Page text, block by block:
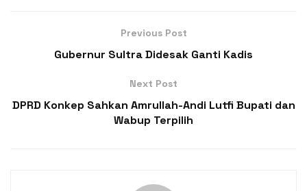
Previous Post
Gubernur Sultra Didesak Ganti Kadis
Next Post
DPRD Konkep Sahkan Amrullah-Andi Lutfi Bupati dan
Wabup Terpilih